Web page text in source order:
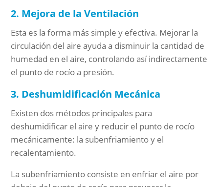
2. Mejora de la Ventilación
Esta es la forma más simple y efectiva. Mejorar la
circulación del aire ayuda a disminuir la cantidad de
humedad en el aire, controlando así indirectamente
el punto de rocío a presión.
3. Deshumidificación Mecánica
Existen dos métodos principales para
deshumidificar el aire y reducir el punto de rocío
mecánicamente: la subenfriamiento y el
recalentamiento.
La subenfriamiento consiste en enfriar el aire por